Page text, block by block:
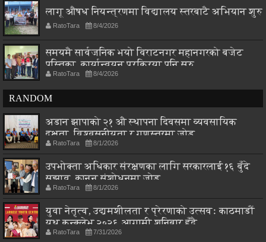
लागू औषध नियन्त्रणमा विद्यालय स्तरबाटै अभियान शुरु
RatoTara 8/4/2026
समयमै सार्वजनिक भयो विराटनगर महानगरको बजेट
पुस्तिका, कार्यान्वयन प्रक्रिया पनि सुरु
RatoTara 8/4/2026
RANDOM
अडान झापाको २१ औ स्थापना दिवसमा व्यवसायिक
दक्षता, विश्वसनीयता र गुणस्तरमा जोड
RatoTara 8/1/2026
उपभोक्ता अधिकार संरक्षणका लागि सरकारलाई १६ बुँदे
सुझाव, कानुन संशोधनमा जोड
RatoTara 8/1/2026
युवा नेतृत्व, उद्यमशीलता र प्रेरणाको उत्सवः काठमाडौं
युथ कन्क्लेभ २०२६ आगामी शनिबार हुँदै
RatoTara 7/31/2026